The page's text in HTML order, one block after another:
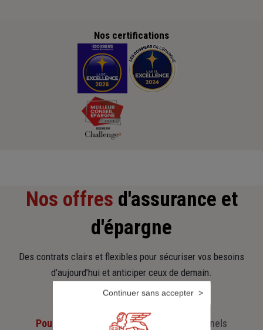
Nos certifications
Nos offres d'assurance et
d'épargne
Des contrats clairs et flexibles pour sécuriser vos besoins
d’aujourd’hui et anticiper ceux de demain.
Pour les particuliersPour les professionnels
Continuer sans accepter